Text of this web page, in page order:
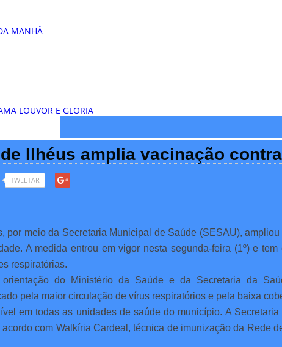
Ilhéus amplia vacinação
TWEETAR
por meio da Secretaria Municipal de Saúde (SESAU),
A medida entrou em vigor nesta segunda-feira (1º) e
respiratórias.
do Ministério da Saúde e da Secretaria da
pela maior circulação de vírus respiratórios e pela baixa
em todas as unidades de saúde do município. A
com Walkíria Cardeal, técnica de imunização da Rede